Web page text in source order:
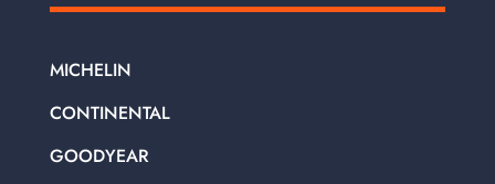
MICHELIN
CONTINENTAL
GOODYEAR